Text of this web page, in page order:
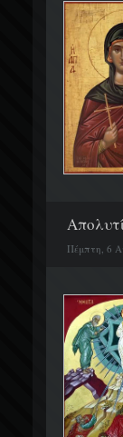
Πέμπτη, 6